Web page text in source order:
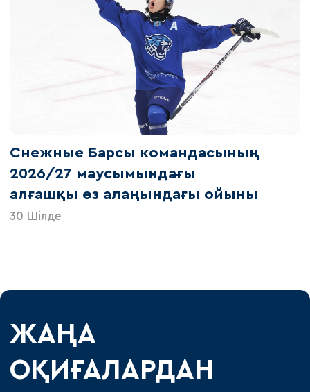
Снежные Барсы командасының
2026/27 маусымындағы
алғашқы өз алаңындағы ойыны
30 Шілде
ЖАҢА
ОҚИҒАЛАРДАН